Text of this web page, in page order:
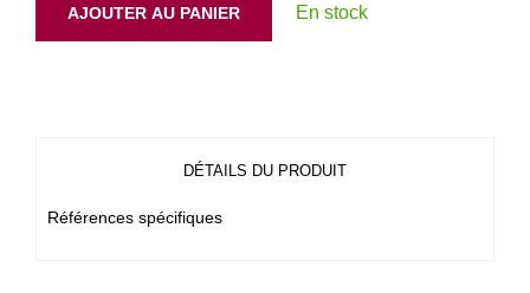
AJOUTER AU PANIER En stock
DÉTAILS DU PRODUIT
Références spécifiques